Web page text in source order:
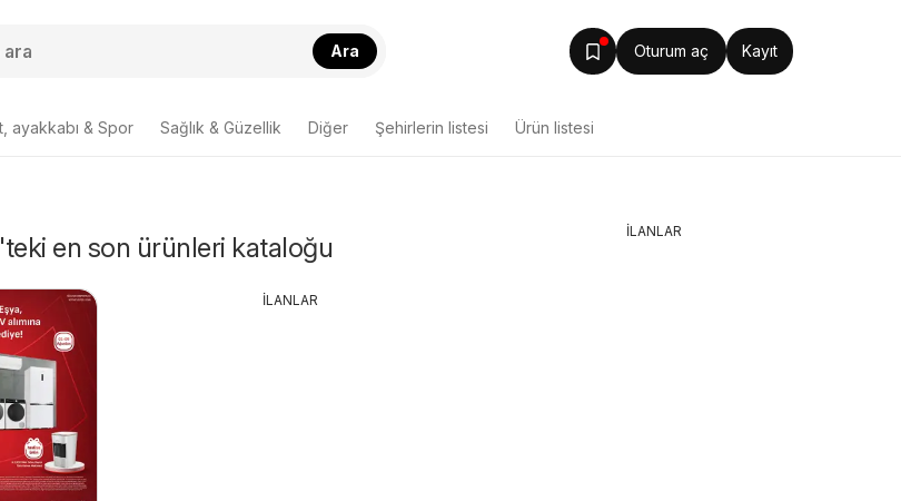
Ara Oturum aç Kayıt
ayakkabı & Spor Sağlık & Güzellik Diğer Şehirlerin listesi Ürün listesi
en son ürünleri kataloğu
İLANLAR
İLANLAR